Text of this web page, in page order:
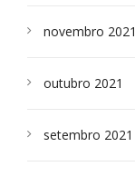
novembro 2021
outubro 2021
setembro 2021